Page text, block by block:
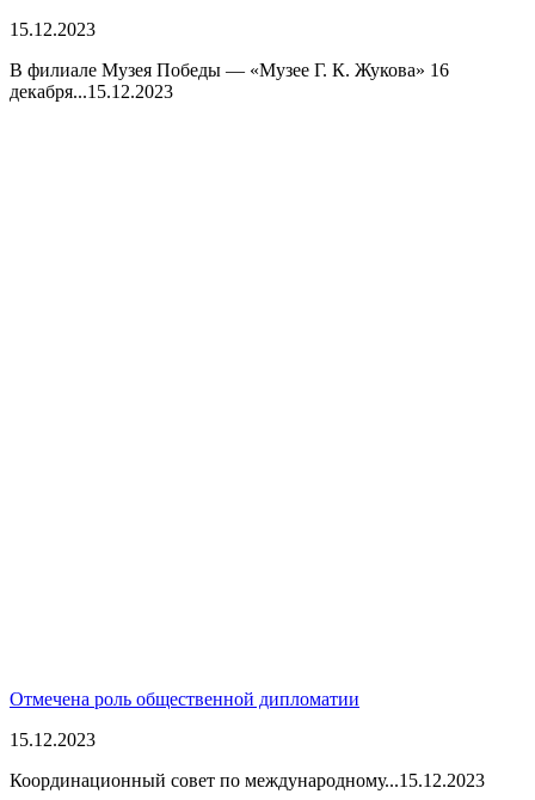
15.12.2023
В филиале Музея Победы — «Музее Г. К. Жукова» 16
декабря...15.12.2023
Отмечена роль общественной дипломатии
15.12.2023
Координационный совет по международному...15.12.2023